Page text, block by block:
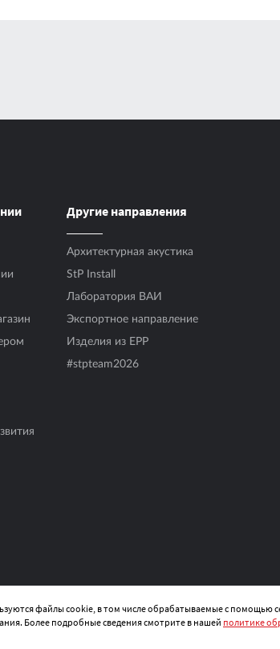
(18 - 30) °C или
Другие направления
Архитектурная акустика
StP Install
Лаборатория ВАИ
Экспортное направление
Изделия из EPP
#stpteam2026
файлы cookie, в том числе обрабатываемые с помощью
Более подробные сведения смотрите в нашей политике